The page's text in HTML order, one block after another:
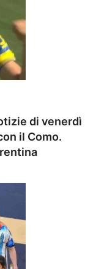
di venerdì
il Como.